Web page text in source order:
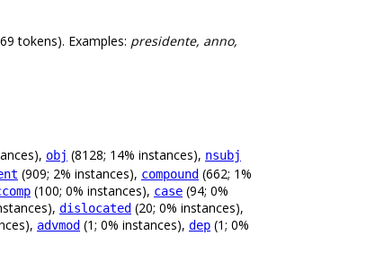
tokens). Examples: presidente, anno,
obj (8128; 14% instances), nsubj
(909; 2% instances), compound (662; 1%
(100; 0% instances), case (94; 0%
dislocated (20; 0% instances),
advmod (1; 0% instances), dep (1; 0%